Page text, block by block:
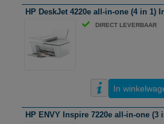
HP DeskJet 4220e all-in-one (4 in 1)
DIRECT LEVERBAAR
In
HP ENVY Inspire 7220e all-in-one